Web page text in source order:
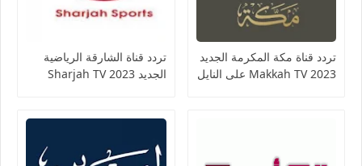
تردد قناة مكة المكرمة الجديد
2023 Makkah TV على النايل
تردد قناة الشارقة الرياضية
الجديد 2023 Sharjah TV